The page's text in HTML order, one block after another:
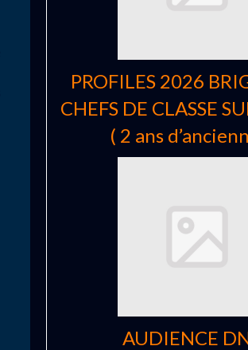
PROFILES 2026
CHEFS DE CLASSE
( 2 ans
AUDIENCE